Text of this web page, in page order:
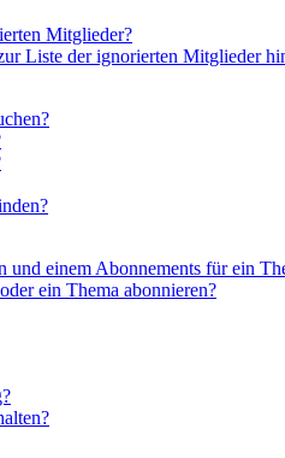
Mitglieder?
Liste der ignorierten Mitglieder
und einem Abonnements für ein
ein Thema abonnieren?